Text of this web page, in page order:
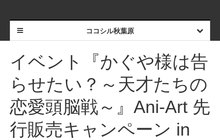
ココシル秋葉原
イベント『かぐや様は告
らせたい？～天才たちの
恋愛頭脳戦～』Ani-Art 先
行販売キャンペーン in